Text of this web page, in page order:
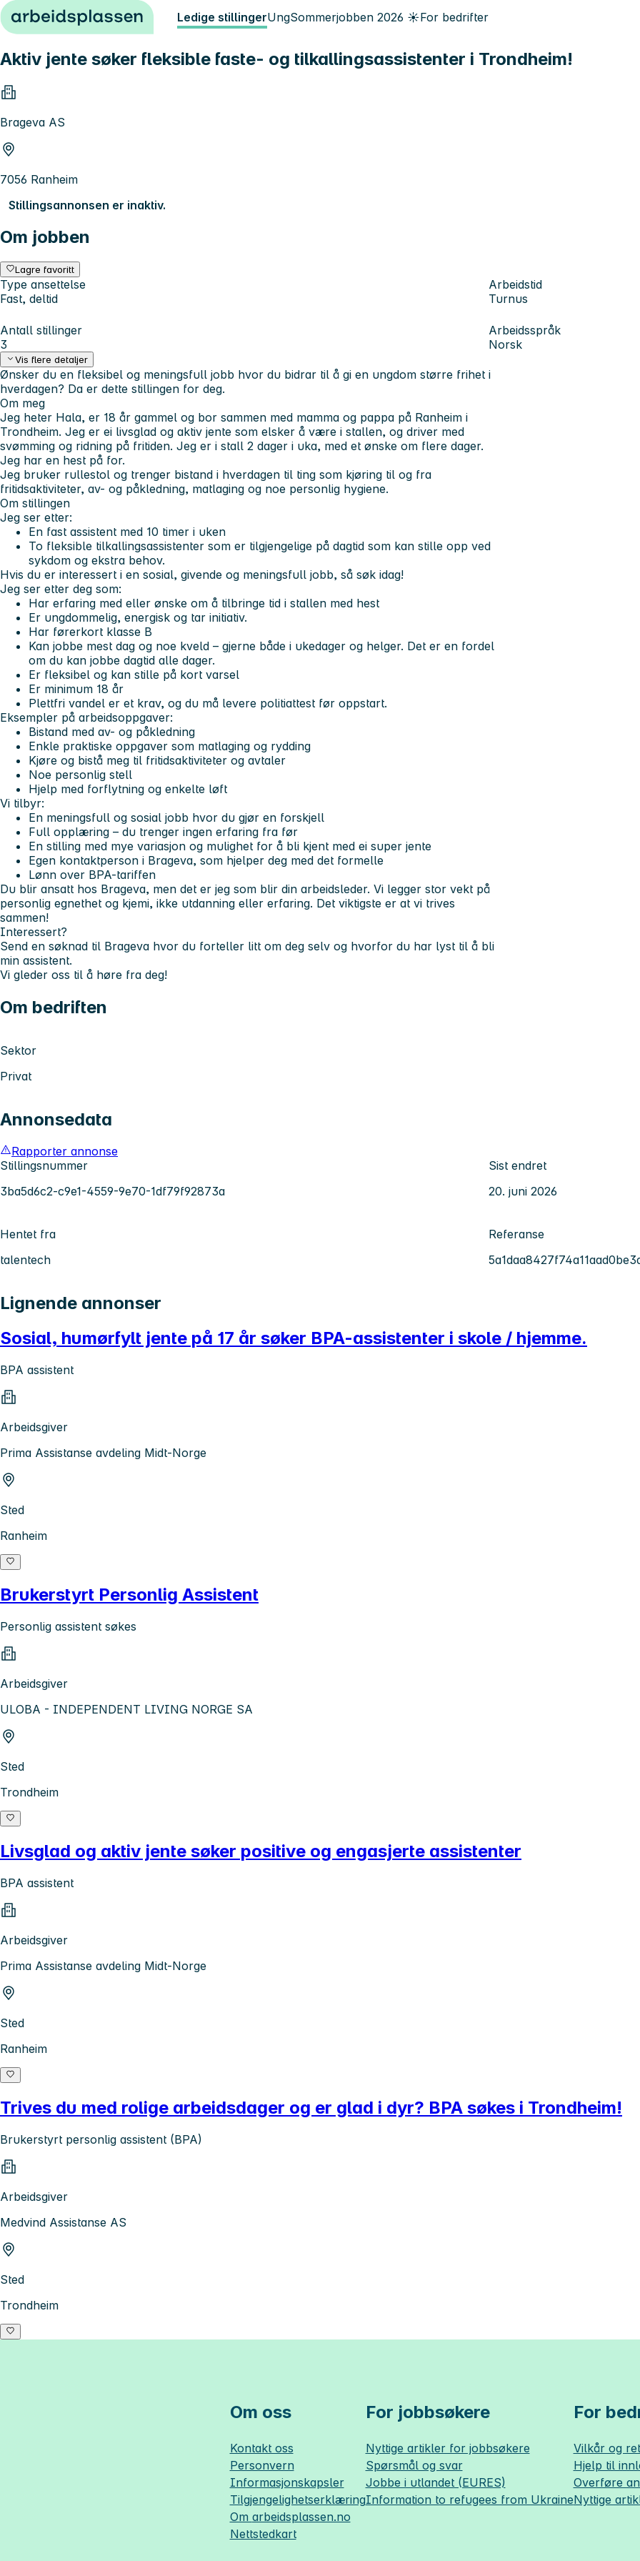
Hopp til innhold Ledige stillingerUngSommerjobben 2026 ☀️For bedrifter
Aktiv jente søker fleksible faste- og tilkallingsassistenter i Trondheim!
Brageva AS
7056 Ranheim
Stillingsannonsen er inaktiv.
Om jobben
Lagre favoritt
Type ansettelse
Fast, deltid
Arbeidstid
Turnus
Antall stillinger
3
Arbeidsspråk
Norsk
Vis flere detaljer
Ønsker du en fleksibel og meningsfull jobb hvor du bidrar til å gi en ungdom større frihet i
hverdagen? Da er dette stillingen for deg.
Om meg
Jeg heter Hala, er 18 år gammel og bor sammen med mamma og pappa på Ranheim i
Trondheim. Jeg er ei livsglad og aktiv jente som elsker å være i stallen, og driver med
svømming og ridning på fritiden. Jeg er i stall 2 dager i uka, med et ønske om flere dager.
Jeg har en hest på for.
Jeg bruker rullestol og trenger bistand i hverdagen til ting som kjøring til og fra
fritidsaktiviteter, av- og påkledning, matlaging og noe personlig hygiene.
Om stillingen
Jeg ser etter:
En fast assistent med 10 timer i uken
To fleksible tilkallingsassistenter som er tilgjengelige på dagtid som kan stille opp ved
sykdom og ekstra behov.
Hvis du er interessert i en sosial, givende og meningsfull jobb, så søk idag!
Jeg ser etter deg som:
Har erfaring med eller ønske om å tilbringe tid i stallen med hest
Er ungdommelig, energisk og tar initiativ.
Har førerkort klasse B
Kan jobbe mest dag og noe kveld – gjerne både i ukedager og helger. Det er en fordel
om du kan jobbe dagtid alle dager.
Er fleksibel og kan stille på kort varsel
Er minimum 18 år
Plettfri vandel er et krav, og du må levere politiattest før oppstart.
Eksempler på arbeidsoppgaver:
Bistand med av- og påkledning
Enkle praktiske oppgaver som matlaging og rydding
Kjøre og bistå meg til fritidsaktiviteter og avtaler
Noe personlig stell
Hjelp med forflytning og enkelte løft
Vi tilbyr:
En meningsfull og sosial jobb hvor du gjør en forskjell
Full opplæring – du trenger ingen erfaring fra før
En stilling med mye variasjon og mulighet for å bli kjent med ei super jente
Egen kontaktperson i Brageva, som hjelper deg med det formelle
Lønn over BPA-tariffen
Du blir ansatt hos Brageva, men det er jeg som blir din arbeidsleder. Vi legger stor vekt på
personlig egnethet og kjemi, ikke utdanning eller erfaring. Det viktigste er at vi trives
sammen!
Interessert?
Send en søknad til Brageva hvor du forteller litt om deg selv og hvorfor du har lyst til å bli
min assistent.
Vi gleder oss til å høre fra deg!
Om bedriften
Sektor
Privat
Annonsedata
Rapporter annonse
Stillingsnummer
3ba5d6c2-c9e1-4559-9e70-1df79f92873a
Sist endret
20. juni 2026
Hentet fra
talentech
Referanse
Lignende annonser
Sosial, humørfylt jente på 17 år søker BPA-assistenter i skole / hjemme.
BPA assistent
Arbeidsgiver
Prima Assistanse avdeling Midt-Norge
Sted
Ranheim
Brukerstyrt Personlig Assistent
Personlig assistent søkes
Arbeidsgiver
ULOBA - INDEPENDENT LIVING NORGE SA
Sted
Trondheim
Livsglad og aktiv jente søker positive og engasjerte assistenter
BPA assistent
Arbeidsgiver
Prima Assistanse avdeling Midt-Norge
Sted
Ranheim
Trives du med rolige arbeidsdager og er glad i dyr? BPA søkes i Trondheim!
Brukerstyrt personlig assistent (BPA)
Arbeidsgiver
Medvind Assistanse AS
Sted
Trondheim
Om oss
Kontakt oss
Personvern
Informasjonskapsler
Tilgjengelighetserklæring
Om arbeidsplassen.no
Nettstedkart
For jobbsøkere
Nyttige artikler for jobbsøkere
Spørsmål og svar
Jobbe i utlandet (EURES)
Information to refugees from Ukraine
For
Vilkår og
Hjelp til
Overføre
Nyttige